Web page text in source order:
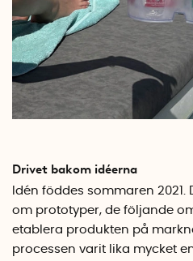
Drivet bakom idéerna
Idén föddes sommaren
om prototyper, de följande
etablera produkten på
processen varit lika mycket